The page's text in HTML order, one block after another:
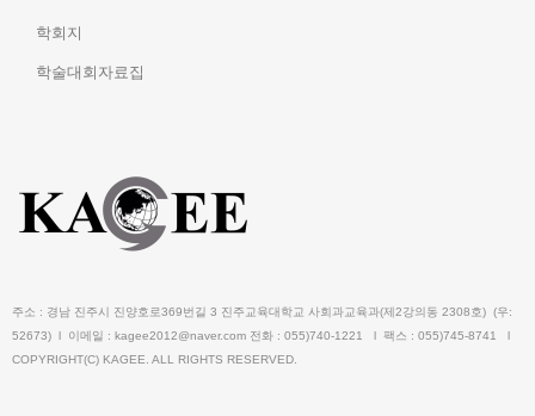
학회지
학술대회자료집
주소 : 경남 진주시 진양호로369번길 3 진주교육대학교 사회과교육과(제2강의동 2308호) (우:
52673) l 이메일 : kagee2012@naver.com 전화 : 055)740-1221 l 팩스 : 055)745-8741 l
COPYRIGHT(C) KAGEE. ALL RIGHTS RESERVED.